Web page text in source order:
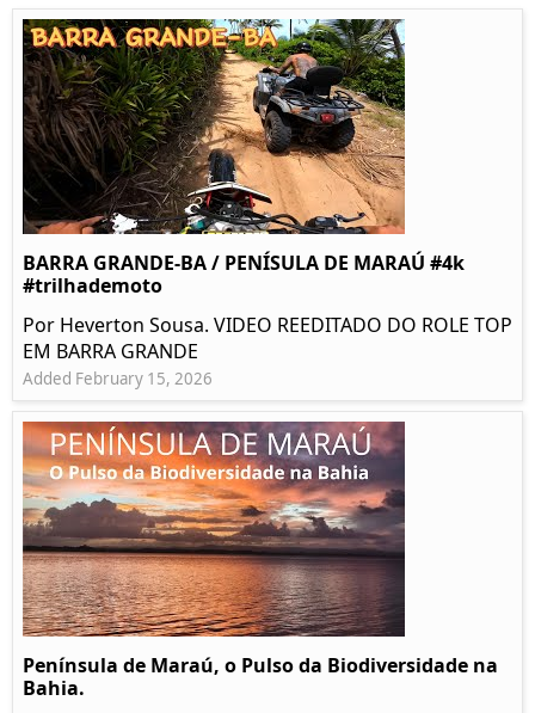
BARRA GRANDE-BA / PENÍSULA DE MARAÚ #4k
#trilhademoto
Por Heverton Sousa. VIDEO REEDITADO DO ROLE TOP
EM BARRA GRANDE
Added February 15, 2026
Península de Maraú, o Pulso da Biodiversidade na
Bahia.